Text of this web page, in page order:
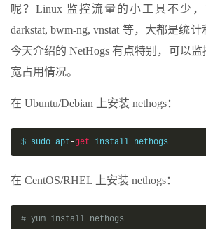
呢？Linux 监控流量的小工具不少，
darkstat, bwm-ng, vnstat 等，大都是统
今天介绍的 NetHogs 有点特别，可以
宽占用情况。
在 Ubuntu/Debian 上安装 nethogs：
$ sudo apt -get install nethogs
在 CentOS/RHEL 上安装 nethogs：
# yum install nethogs